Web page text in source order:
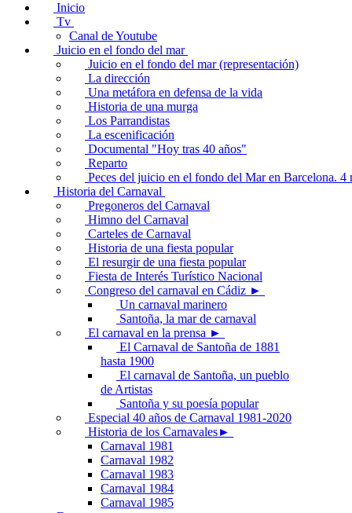
Inicio
Tv
Canal de Youtube
Juicio en el fondo del mar
Juicio en el fondo del mar (representación)
La dirección
Una metáfora en defensa de la vida
Historia de una murga
Los Parrandistas
La escenificación
Documental "Hoy tras 40 años"
Reparto
Peces del juicio en el fondo del Mar en Barcelona. 4
Historia del Carnaval
Pregoneros del Carnaval
Himno del Carnaval
Carteles de Carnaval
Historia de una fiesta popular
El resurgir de una fiesta popular
Fiesta de Interés Turístico Nacional
Congreso del carnaval en Cádiz ►
Un carnaval marinero
Santoña, la mar de carnaval
El carnaval en la prensa ►
El Carnaval de Santoña de 1881
hasta 1900
El carnaval de Santoña, un pueblo
de Artistas
Santoña y su poesía popular
Especial 40 años de Carnaval 1981-2020
Historia de los Carnavales►
Carnaval 1981
Carnaval 1982
Carnaval 1983
Carnaval 1984
Carnaval 1985